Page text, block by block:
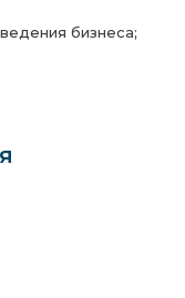
бизнеса;